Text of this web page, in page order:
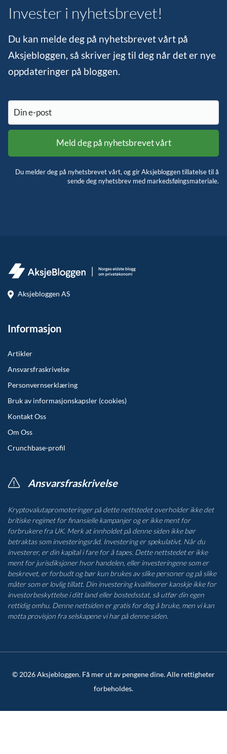
Invester i nyhetsbrevet!
Du kan melde deg på nyhetsbrevet vårt på
Aksjebloggen, så skriver jeg til deg når det er nye
oppdateringer på bloggen.
Du melder deg på nyhetsbrevet vårt, og gir Aksjebloggen tillatelse til å
sende deg nyhetsbrev med markedsføingsmateriale.
Aksjebloggen AS
Informasjon
Artikler
Ansvarsfraskrivelse
Personvernserklæring
Bruk av informasjonskapsler (cookies)
Kontakt Oss
Om Oss
Crunchbase-profil
Ansvarsfraskrivelse
Kryptovalutapromoteringer på dette nettstedet overholder ikke det
britiske regimet for finansielle kampanjer og er ikke ment for
forbrukere fra UK. Merk at innholdet på denne siden ikke bør
betraktas som investeringsråd. Investering er spekulativt. Når du
investerer, er din kapital i fare for å tapes. Dette nettstedet er ikke
ment for jurisdiksjoner hvor handelen, eller investeringene som er
beskrevet, er forbudt og bør kun brukes av slike personer og på slike
måter som er lovlig tillatt. Din investering kvalifiserer kanskje ikke for
investorbeskyttelse i ditt land eller bostedsstat, så utfør din egen
rettidig omhu. Denne nettsiden er gratis for deg å bruke, men vi kan
motta provisjon fra selskapene vi har på denne siden.
© 2026 Aksjebloggen. Få mer ut av pengene dine. Alle rettigheter
forbeholdes.